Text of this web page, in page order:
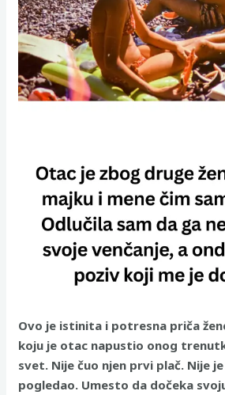
Ovo je istinita i potresna priča
koju je otac napustio onog
svet. Nije čuo njen prvi plač. Nije
pogledao. Umesto da dočeka